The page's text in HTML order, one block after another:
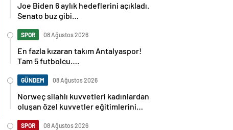
Joe Biden 6 aylık hedeflerini açıkladı.
Senato buz gibi…
SPOR 08 Ağustos 2026
En fazla kızaran takım Antalyaspor!
Tam 5 futbolcu….
GÜNDEM 08 Ağustos 2026
Norweç silahlı kuvvetleri kadınlardan
oluşan özel kuvvetler eğitimlerini
SPOR 08 Ağustos 2026